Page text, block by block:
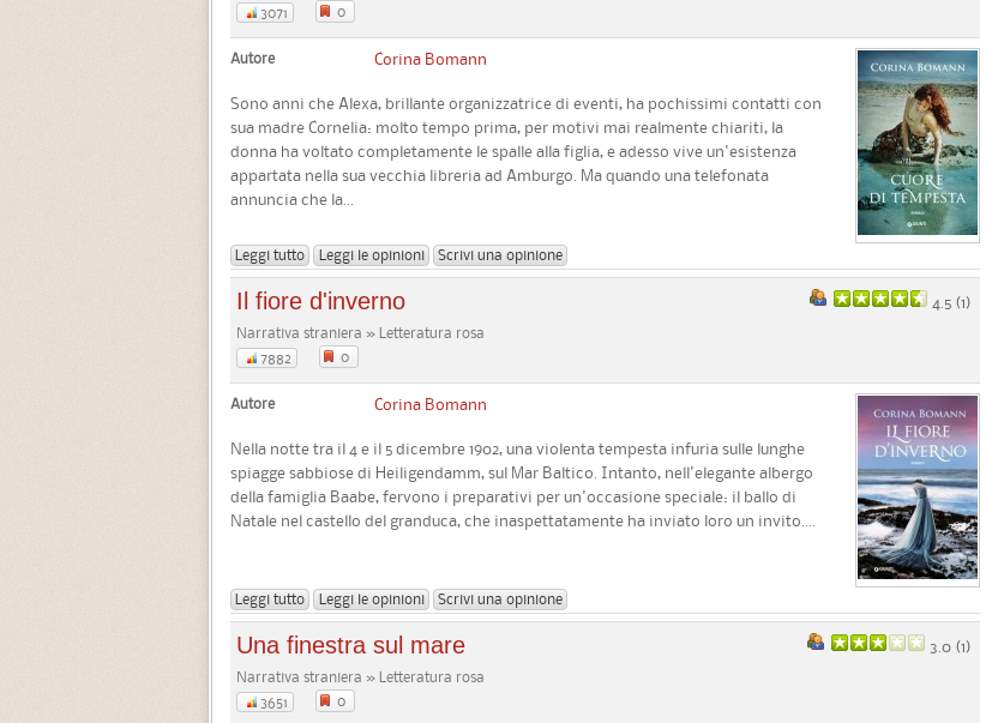
3071
0
Autore Corina Bomann
Sono anni che Alexa, brillante organizzatrice di eventi, ha pochissimi contatti con
sua madre Cornelia: molto tempo prima, per motivi mai realmente chiariti, la
donna ha voltato completamente le spalle alla figlia, e adesso vive un'esistenza
appartata nella sua vecchia libreria ad Amburgo. Ma quando una telefonata
annuncia che la...
Leggi tutto Leggi le opinioni Scrivi una opinione
4.5 (1)
Il fiore d'inverno
Narrativa straniera » Letteratura rosa
7882
0
Autore Corina Bomann
Nella notte tra il 4 e il 5 dicembre 1902, una violenta tempesta infuria sulle lunghe
spiagge sabbiose di Heiligendamm, sul Mar Baltico. Intanto, nell'elegante albergo
della famiglia Baabe, fervono i preparativi per un'occasione speciale: il ballo di
Natale nel castello del granduca, che inaspettatamente ha inviato loro un invito....
Leggi tutto Leggi le opinioni Scrivi una opinione
3.0 (1)
Una finestra sul mare
Narrativa straniera » Letteratura rosa
3651
0